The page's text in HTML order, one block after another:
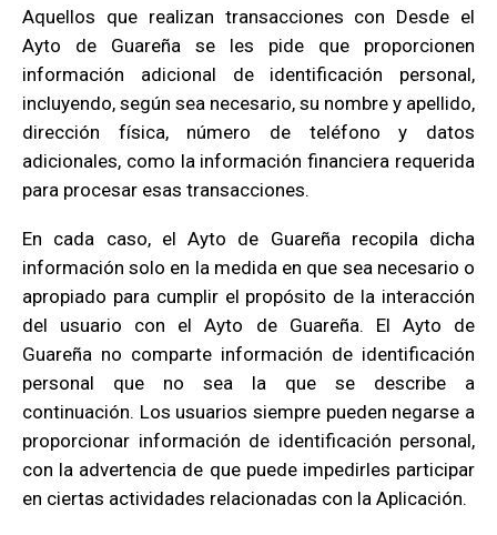
Aquellos que realizan transacciones con Desde el
Ayto de Guareña se les pide que proporcionen
información adicional de identificación personal,
incluyendo, según sea necesario, su nombre y apellido,
dirección física, número de teléfono y datos
adicionales, como la información financiera requerida
para procesar esas transacciones.
En cada caso, el Ayto de Guareña recopila dicha
información solo en la medida en que sea necesario o
apropiado para cumplir el propósito de la interacción
del usuario con el Ayto de Guareña. El Ayto de
Guareña no comparte información de identificación
personal que no sea la que se describe a
continuación. Los usuarios siempre pueden negarse a
proporcionar información de identificación personal,
con la advertencia de que puede impedirles participar
en ciertas actividades relacionadas con la Aplicación.